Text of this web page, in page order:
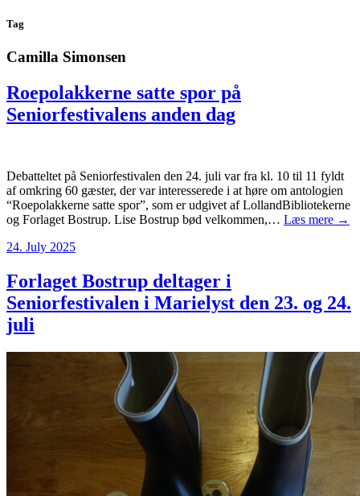
Tag
Camilla Simonsen
Roepolakkerne satte spor på
Seniorfestivalens anden dag
Debatteltet på Seniorfestivalen den 24. juli var fra kl. 10 til 11 fyldt
af omkring 60 gæster, der var interesserede i at høre om antologien
“Roepolakkerne satte spor”, som er udgivet af LollandBibliotekerne
og Forlaget Bostrup. Lise Bostrup bød velkommen,… Læs mere →
24. July 2025
Forlaget Bostrup deltager i
Seniorfestivalen i Marielyst den 23. og 24.
juli